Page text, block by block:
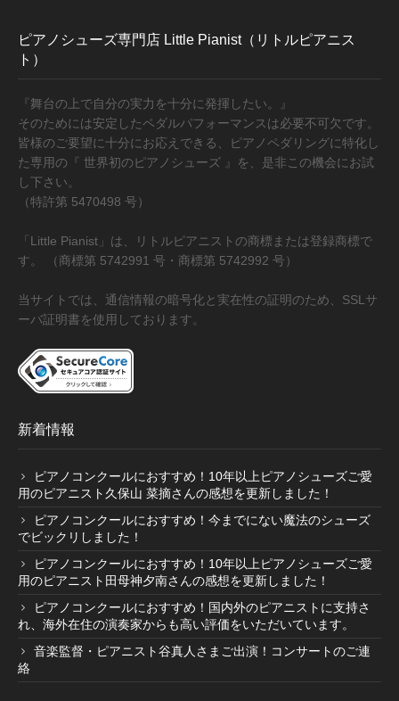
ピアノシューズ専門店 Little Pianist（リトルピアニス
ト）
『舞台の上で自分の実力を十分に発揮したい。』
そのためには安定したペダルパフォーマンスは必要不可欠です。
皆様のご要望に十分にお応えできる、ピアノペダリングに特化し
た専用の『 世界初のピアノシューズ 』を、是非この機会にお試
し下さい。
（特許第 5470498 号）
「Little Pianist」は、リトルピアニストの商標または登録商標で
す。 （商標第 5742991 号・商標第 5742992 号）
当サイトでは、通信情報の暗号化と実在性の証明のため、SSLサ
ーバ証明書を使用しております。
新着情報
ピアノコンクールにおすすめ！10年以上ピアノシューズご愛
用のピアニスト久保山 菜摘さんの感想を更新しました！
ピアノコンクールにおすすめ！今までにない魔法のシューズ
でビックリしました！
ピアノコンクールにおすすめ！10年以上ピアノシューズご愛
用のピアニスト田母神夕南さんの感想を更新しました！
ピアノコンクールにおすすめ！国内外のピアニストに支持さ
れ、海外在住の演奏家からも高い評価をいただいています。
音楽監督・ピアニスト谷真人さまご出演！コンサートのご連
絡